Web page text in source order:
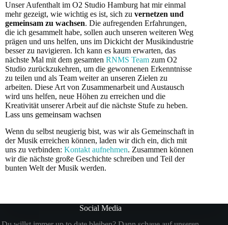
Unser Aufenthalt im O2 Studio Hamburg hat mir einmal
mehr gezeigt, wie wichtig es ist, sich zu vernetzen und
gemeinsam zu wachsen. Die aufregenden Erfahrungen,
die ich gesammelt habe, sollen auch unseren weiteren Weg
prägen und uns helfen, uns im Dickicht der Musikindustrie
besser zu navigieren. Ich kann es kaum erwarten, das
nächste Mal mit dem gesamten RNMS Team zum O2
Studio zurückzukehren, um die gewonnenen Erkenntnisse
zu teilen und als Team weiter an unseren Zielen zu
arbeiten. Diese Art von Zusammenarbeit und Austausch
wird uns helfen, neue Höhen zu erreichen und die
Kreativität unserer Arbeit auf die nächste Stufe zu heben.
Lass uns gemeinsam wachsen
Wenn du selbst neugierig bist, was wir als Gemeinschaft in
der Musik erreichen können, laden wir dich ein, dich mit
uns zu verbinden: Kontakt aufnehmen. Zusammen können
wir die nächste große Geschichte schreiben und Teil der
bunten Welt der Musik werden.
Social Media